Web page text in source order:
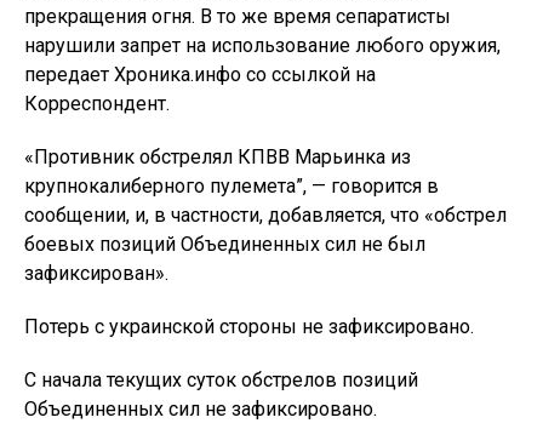
прекращения огня. В то же время сепаратисты
нарушили запрет на использование любого оружия,
передает Хроника.инфо со ссылкой на
Корреспондент.
«Противник обстрелял КПВВ Марьинка из
крупнокалиберного пулемета”, — говорится в
сообщении, и, в частности, добавляется, что «обстрел
боевых позиций Объединенных сил не был
зафиксирован».
Потерь с украинской стороны не зафиксировано.
С начала текущих суток обстрелов позиций
Объединенных сил не зафиксировано.